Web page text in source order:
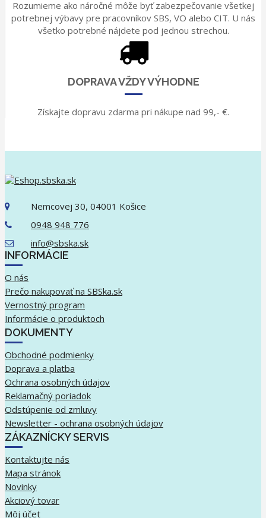
Rozumieme ako náročné môže byť zabezpečovanie všetkej
potrebnej výbavy pre pracovníkov SBS, VO alebo CIT. U nás
všetko potrebné nájdete pod jednou strechou.
DOPRAVA VŽDY VÝHODNE
Získajte dopravu zdarma pri nákupe nad 99,- €.
Nemcovej 30, 04001 Košice
0948 948 776
info@sbska.sk
INFORMÁCIE
O nás
Prečo nakupovať na SBSka.sk
Vernostný program
Informácie o produktoch
DOKUMENTY
Obchodné podmienky
Doprava a platba
Ochrana osobných údajov
Reklamačný poriadok
Odstúpenie od zmluvy
Newsletter - ochrana osobných údajov
ZÁKAZNÍCKY SERVIS
Kontaktujte nás
Mapa stránok
Novinky
Akciový tovar
Môj účet